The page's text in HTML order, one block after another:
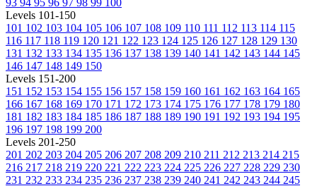
93 94 95 96 97 98 99 100
Levels 101-150
101 102 103 104 105 106 107 108 109 110 111 112 113 114 115
116 117 118 119 120 121 122 123 124 125 126 127 128 129 130
131 132 133 134 135 136 137 138 139 140 141 142 143 144 145
146 147 148 149 150
Levels 151-200
151 152 153 154 155 156 157 158 159 160 161 162 163 164 165
166 167 168 169 170 171 172 173 174 175 176 177 178 179 180
181 182 183 184 185 186 187 188 189 190 191 192 193 194 195
196 197 198 199 200
Levels 201-250
201 202 203 204 205 206 207 208 209 210 211 212 213 214 215
216 217 218 219 220 221 222 223 224 225 226 227 228 229 230
231 232 233 234 235 236 237 238 239 240 241 242 243 244 245